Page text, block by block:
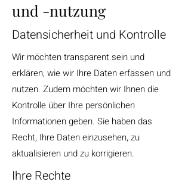
und -nutzung
Datensicherheit und Kontrolle
Wir möchten transparent sein und
erklären, wie wir Ihre Daten erfassen und
nutzen. Zudem möchten wir Ihnen die
Kontrolle über Ihre persönlichen
Informationen geben. Sie haben das
Recht, Ihre Daten einzusehen, zu
aktualisieren und zu korrigieren.
Ihre Rechte